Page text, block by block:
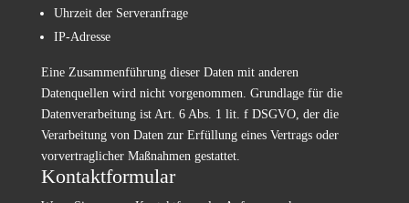
Uhrzeit der Serveranfrage
IP-Adresse
Eine Zusammenführung dieser Daten mit anderen
Datenquellen wird nicht vorgenommen. Grundlage für die
Datenverarbeitung ist Art. 6 Abs. 1 lit. f DSGVO, der die
Verarbeitung von Daten zur Erfüllung eines Vertrags oder
vorvertraglicher Maßnahmen gestattet.
Kontaktformular